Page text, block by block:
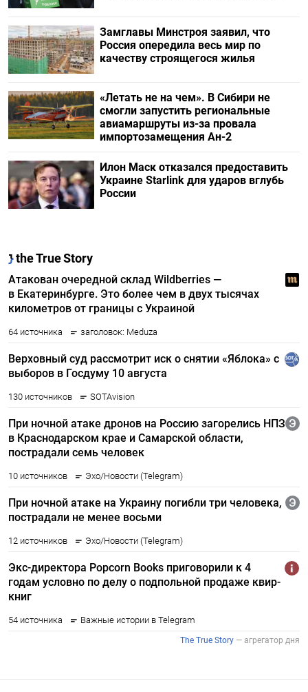
Замглавы Минстроя заявил, что
Россия опередила весь мир по
качеству строящегося жилья
«Летать не на чем». В Сибири не
смогли запустить региональные
авиамаршруты из-за провала
импортозамещения Ан-2
Илон Маск отказался предоставить
Украине Starlink для ударов вглубь
России